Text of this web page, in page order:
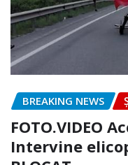
BREAKING NEWS
FOTO.VIDEO
Intervine